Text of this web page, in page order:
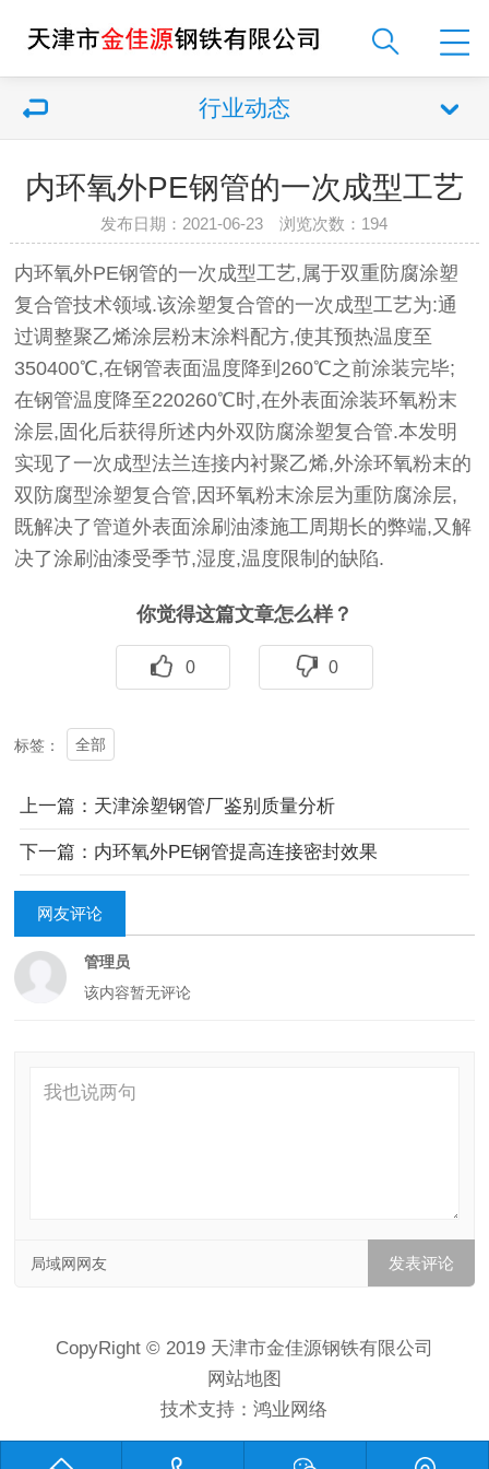
行业动态
内环氧外PE钢管的一次成型工艺
发布日期：2021-06-23 浏览次数： 194
内环氧外PE钢管的一次成型工艺,属于双重防腐涂塑
复合管技术领域.该涂塑复合管的一次成型工艺为:通
过调整聚乙烯涂层粉末涂料配方,使其预热温度至
350400℃,在钢管表面温度降到260℃之前涂装完毕;
在钢管温度降至220260℃时,在外表面涂装环氧粉末
涂层,固化后获得所述内外双防腐涂塑复合管.本发明
实现了一次成型法兰连接内衬聚乙烯,外涂环氧粉末的
双防腐型涂塑复合管,因环氧粉末涂层为重防腐涂层,
既解决了管道外表面涂刷油漆施工周期长的弊端,又解
决了涂刷油漆受季节,湿度,温度限制的缺陷.
你觉得这篇文章怎么样？
0 0
标签： 全部
上一篇：天津涂塑钢管厂鉴别质量分析
下一篇：内环氧外PE钢管提高连接密封效果
网友评论
管理员
该内容暂无评论
局域网网友
CopyRight © 2019 天津市金佳源钢铁有限公司
网站地图
技术支持：鸿业网络